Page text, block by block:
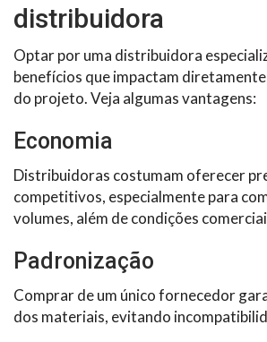
distribuidora
Optar por uma distribuidora
benefícios que impactam
do projeto. Veja algumas vantagens:
Economia
Distribuidoras costumam oferecer
competitivos, especialmente para
volumes, além de condições
Padronização
Comprar de um único fornecedor
dos materiais, evitando